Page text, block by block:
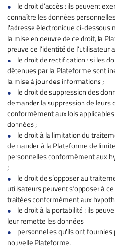
le droit d’accès : ils peuvent
connaître les données
l'adresse électronique ci-dessous
la mise en oeuvre de ce droit, la
preuve de l'identité de l'utilisateur
le droit de rectification : si les
détenues par la Plateforme sont
la mise à jour des informations ;
le droit de suppression des
demander la suppression de leurs
conformément aux lois
données ;
le droit à la limitation du
demander à la Plateforme de
personnelles conformément aux
;
le droit de s’opposer au
utilisateurs peuvent s’opposer à
traitées conformément aux
le droit à la portabilité : ils
leur remette les données
personnelles qu'ils ont
nouvelle Plateforme.